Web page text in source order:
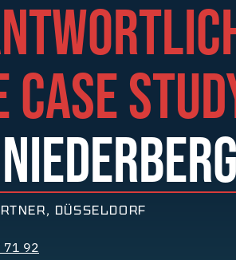
CASE
DÜSSELDORF
71 92